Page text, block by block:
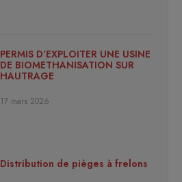
PERMIS D’EXPLOITER UNE USINE
DE BIOMETHANISATION SUR
HAUTRAGE
17 mars 2026
Distribution de pièges à frelons